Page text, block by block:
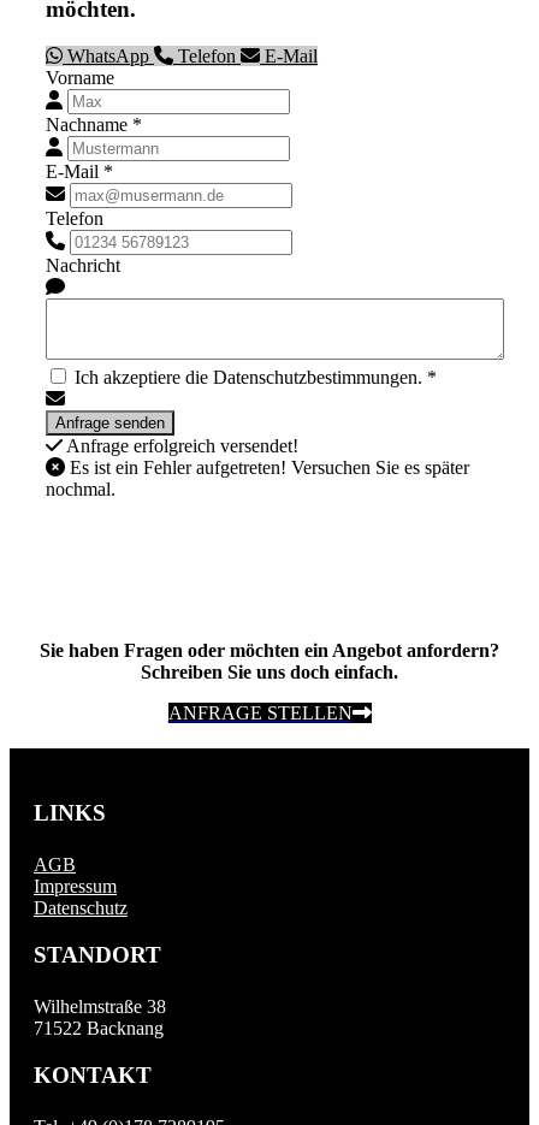
möchten.
WhatsApp Telefon
E-Mail
Vorname
Nachname *
E-Mail *
Telefon
Nachricht
Ich akzeptiere die Datenschutzbestimmungen. *
Anfrage erfolgreich versendet!
Es ist ein Fehler aufgetreten! Versuchen Sie es später
nochmal.
Sie haben Fragen oder möchten ein Angebot anfordern?
Schreiben Sie uns doch einfach.
ANFRAGE STELLEN
LINKS
AGB
Impressum
Datenschutz
STANDORT
Wilhelmstraße 38
71522 Backnang
KONTAKT